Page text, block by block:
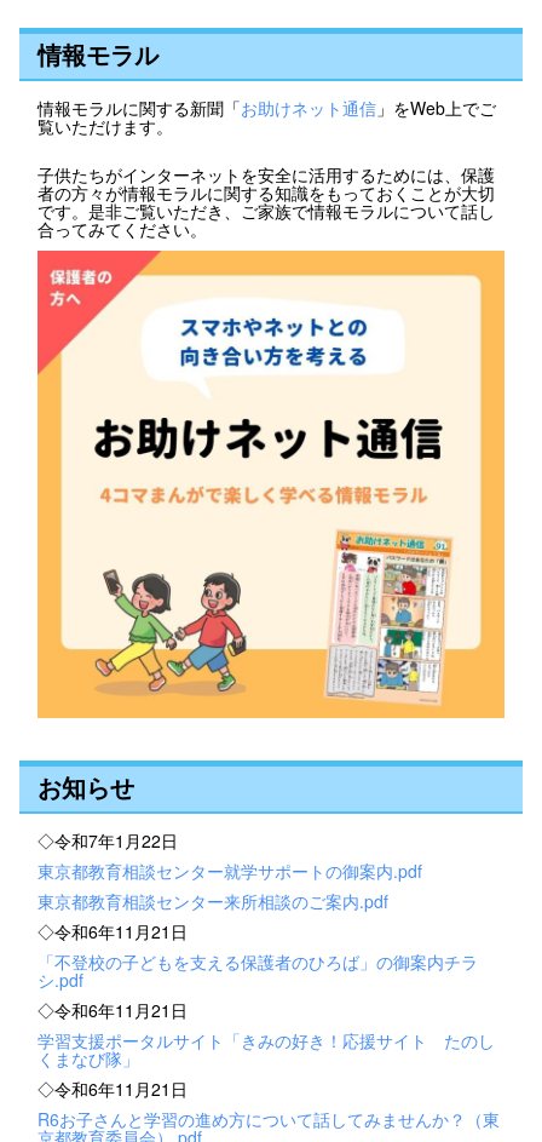
情報モラル
情報モラルに関する新聞「お助けネット通信 」をWeb上でご
覧いただけます。
子供たちがインターネットを安全に活用するためには、保護
者の方々が情報モラルに関する知識をもっておくことが大切
です。是非ご覧いただき、ご家族で情報モラルについて話し
合ってみてください。
お知らせ
◇令和7年1月22日
東京都教育相談センター就学サポートの御案内.pdf
東京都教育相談センター来所相談のご案内.pdf
◇令和6年11月21日
「不登校の子どもを支える保護者のひろば」の御案内チラ
シ.pdf
◇令和6年11月21日
学習支援ポータルサイト「きみの好き！応援サイト たのし
くまなび隊」
◇令和6年11月21日
R6お子さんと学習の進め方について話してみませんか？（東
京都教育委員会）.pdf